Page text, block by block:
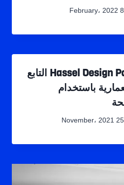
8 February، 2022
EmTech و Hassel Design Pavilion التابع
باستخدام
25 November، 2021